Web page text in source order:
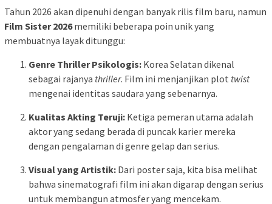
Tahun 2026 akan dipenuhi dengan banyak rilis film baru, namun
Film Sister 2026memiliki beberapa poin unik yang
membuatnya layak ditunggu:
Genre Thriller Psikologis: Korea Selatan dikenal
sebagai rajanya thriller. Film ini menjanjikan plot twist
mengenai identitas saudara yang sebenarnya.
Kualitas Akting Teruji: Ketiga pemeran utama adalah
aktor yang sedang berada di puncak karier mereka
dengan pengalaman di genre gelap dan serius.
Visual yang Artistik: Dari poster saja, kita bisa melihat
bahwa sinematografi film ini akan digarap dengan serius
untuk membangun atmosfer yang mencekam.